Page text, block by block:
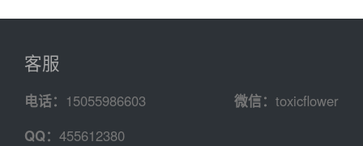
客服
电话： 15055986603 微信：toxicflower
QQ： 455612380